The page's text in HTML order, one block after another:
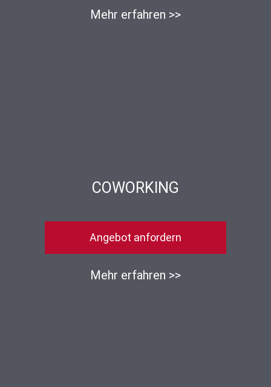
Mehr erfahren >>
COWORKING
Angebot anfordern
Mehr erfahren >>